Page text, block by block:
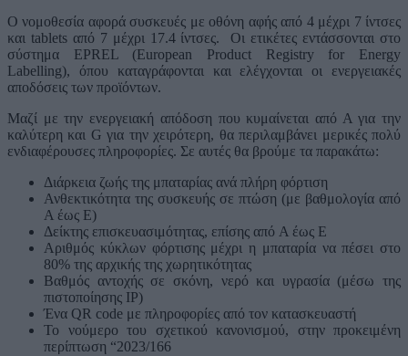
Ο νομοθεσία αφορά συσκευές με οθόνη αφής από 4 μέχρι 7 ίντσες
και tablets από 7 μέχρι 17.4 ίντσες. Οι ετικέτες εντάσσονται στο
σύστημα EPREL (European Product Registry for Energy
Labelling), όπου καταγράφονται και ελέγχονται οι ενεργειακές
αποδόσεις των προϊόντων.
Μαζί με την ενεργειακή απόδοση που κυμαίνεται από Α για την
καλύτερη και G για την χειρότερη, θα περιλαμβάνει μερικές πολύ
ενδιαφέρουσες πληροφορίες. Σε αυτές θα βρούμε τα παρακάτω:
Διάρκεια ζωής της μπαταρίας ανά πλήρη φόρτιση
Ανθεκτικότητα της συσκευής σε πτώση (με βαθμολογία από
A έως E)
Δείκτης επισκευασιμότητας, επίσης από A έως E
Αριθμός κύκλων φόρτισης μέχρι η μπαταρία να πέσει στο
80% της αρχικής της χωρητικότητας
Βαθμός αντοχής σε σκόνη, νερό και υγρασία (μέσω της
πιστοποίησης IP)
Ένα QR code με πληροφορίες από τον κατασκευαστή
Το νούμερο του σχετικού κανονισμού, στην προκειμένη
περίπτωση “2023/166